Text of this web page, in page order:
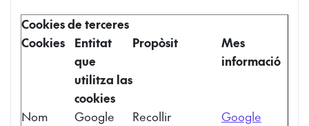
Cookies de terceres
Cookies
Entitat
que
utilitza las
cookies
Propòsit
Mes
informació
Nom
Google
Recollir
Google